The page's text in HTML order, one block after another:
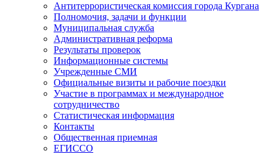
Антитеррористическая комиссия города Кургана
Полномочия, задачи и функции
Муниципальная служба
Административная реформа
Результаты проверок
Информационные системы
Учрежденные СМИ
Официальные визиты и рабочие поездки
Участие в программах и международное
сотрудничество
Статистическая информация
Контакты
Общественная приемная
ЕГИССО